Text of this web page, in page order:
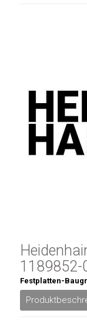
1189852-
Festplatten-